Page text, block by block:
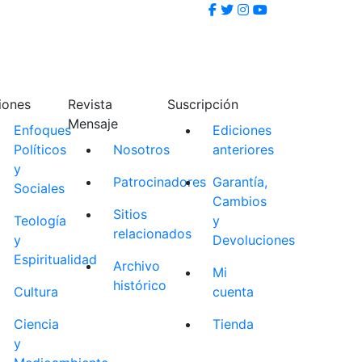
Enfoques
Políticos
y
Sociales
Teología
y
Espiritualidad
Cultura
Ciencia
y
Revista
Mensaje
Nosotros
Patrocinadores
Sitios
relacionados
Archivo
histórico
Suscripción
Ediciones
anteriores
Garantía,
Cambios
y
Devoluciones
Mi
cuenta
Tienda